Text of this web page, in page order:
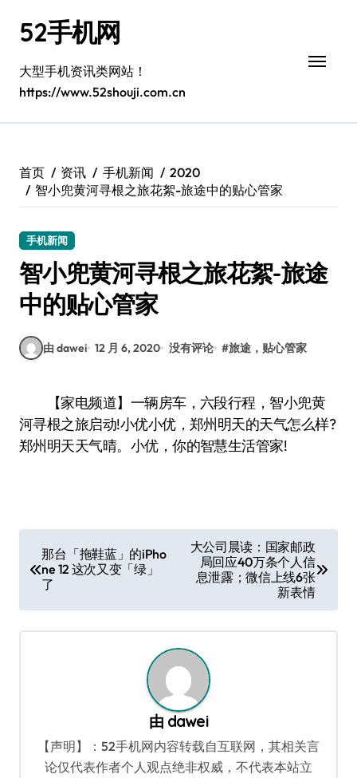
52手机网
大型手机资讯类网站！
https://www.52shouji.com.cn
首页 资讯 手机新闻
2020
智小兜黄河寻根之旅花絮-旅途中的贴心管家
手机新闻
智小兜黄河寻根之旅花絮-旅途
中的贴心管家
由 dawei 12 月 6, 2020 没有评论 #旅途，贴心管家
【家电频道】一辆房车，六段行程，智小兜黄
河寻根之旅启动!小优小优，郑州明天的天气怎么样?
郑州明天天气晴。小优，你的智慧生活管家!
章
那台「拖鞋蓝」的iPho
ne 12 这次又变「绿」
了
大公司晨读：国家邮政
局回应40万条个人信
息泄露；微信上线6张
新表情
由 dawei
【声明】：52手机网内容转载自互联网，其相关言
论仅代表作者个人观点绝非权威，不代表本站立